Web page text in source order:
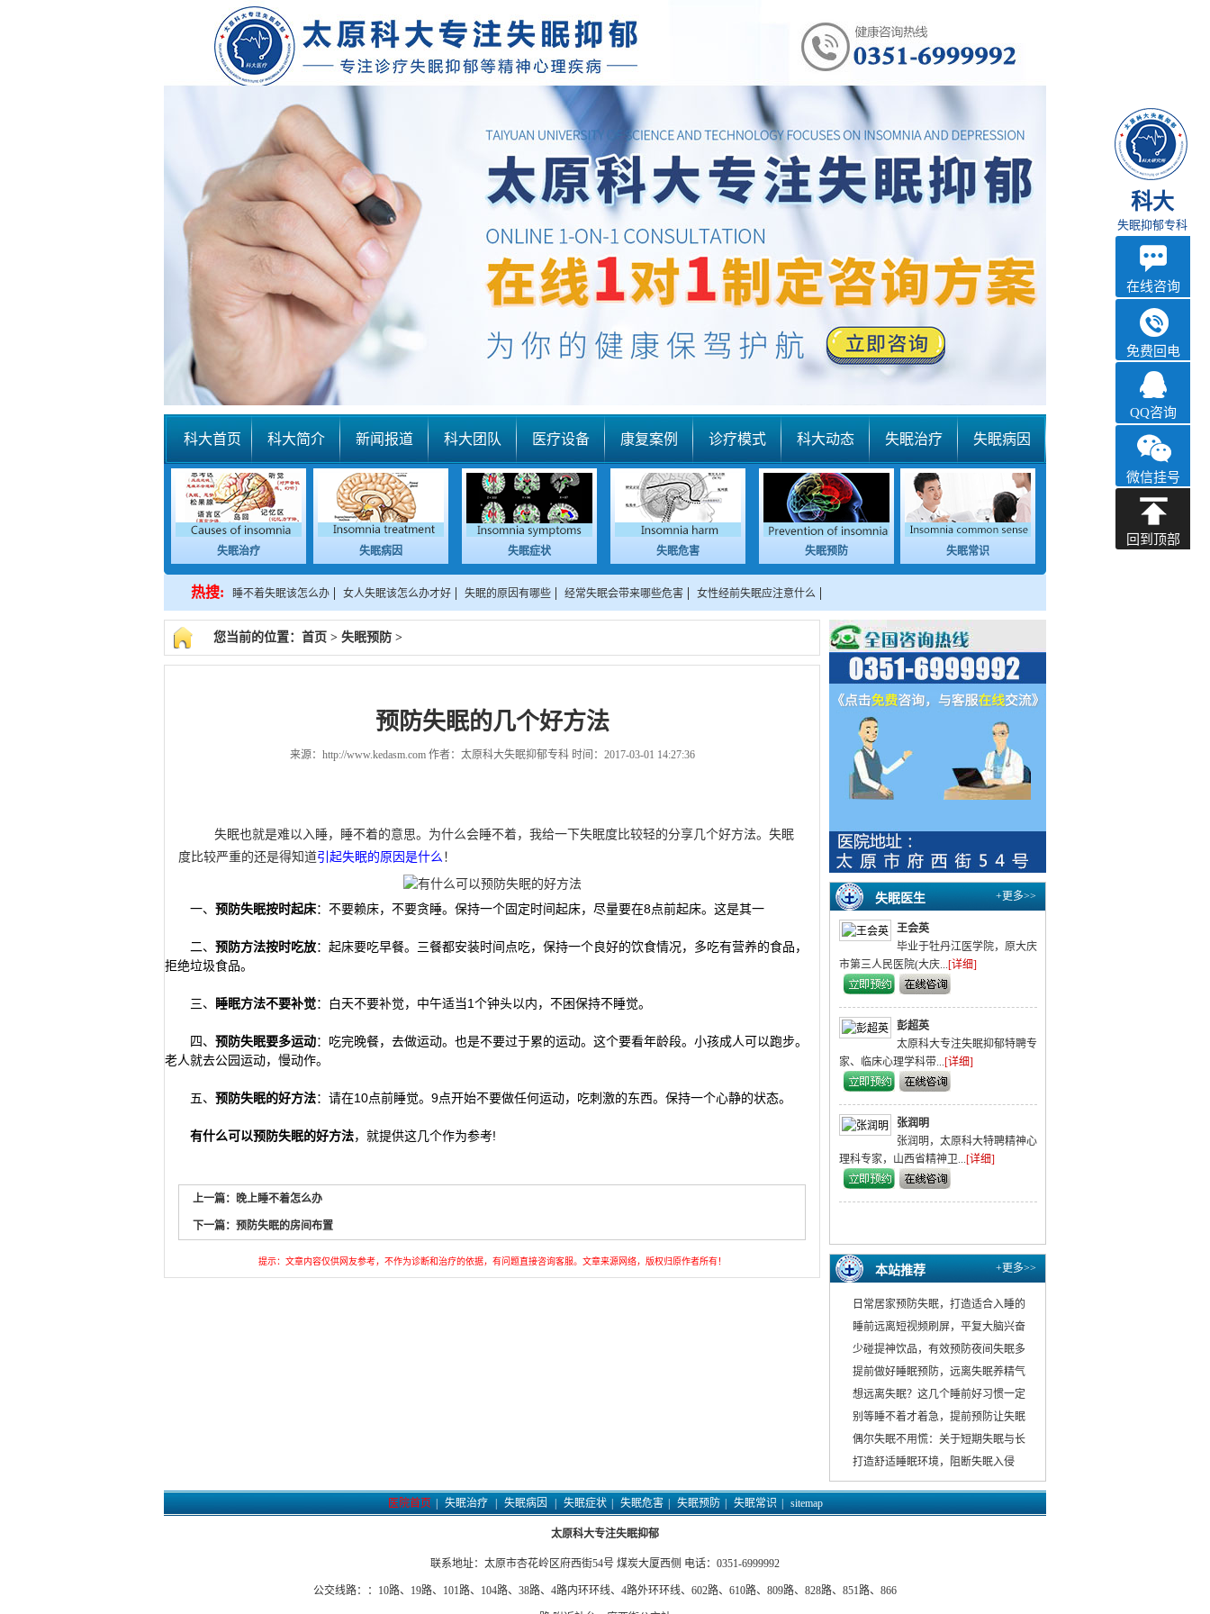
科大首页 科大简介 新闻报道 科大团队 医疗设备 康复案例 诊疗模式 科大动态 失眠治疗 失眠病因
失眠治疗 失眠病因 失眠症状 失眠危害 失眠预防 失眠常识
热搜: 睡不着失眠该怎么办 女人失眠该怎么办才好 失眠的原因有哪些 经常失眠会带来哪些危害 女性经前失眠应注意什么
您当前的位置： 首页 > 失眠预防 >
预防失眠的几个好方法
来源： http://www.kedasm.com作者：太原科大失眠抑郁专科 时间：2017-03-01 14:27:36
失眠也就是难以入睡，睡不着的意思。为什么会睡不着，我给一下失眠度比较轻的分享几个好方法。失眠
度比较严重的还是得知道引起失眠的原因是什么 ！
一、 预防失眠按时起床：不要赖床，不要贪睡。保持一个固定时间起床，尽量要在8点前起床。这是其一
二、 预防方法按时吃放： 起床要吃早餐。三餐都安装时间点吃，保持一个良好的饮食情况，多吃有营养的食品，
拒绝垃圾食品。
三、 睡眠方法不要补觉：白天不要补觉，中午适当1个钟头以内，不困保持不睡觉。
四、 预防失眠要多运动：吃完晚餐，去做运动。也是不要过于累的运动。这个要看年龄段。小孩成人可以跑步。
老人就去公园运动，慢动作。
五、 预防失眠的好方法：请在10点前睡觉。9点开始不要做任何运动，吃刺激的东西。保持一个心静的状态。
有什么可以预防失眠的好方法，就提供这几个作为参考!
上一篇： 晚上睡不着怎么办
下一篇： 预防失眠的房间布置
提示：文章内容仅供网友参考，不作为诊断和治疗的依据，有问题直接咨询客服。文章来源网络，版权归原作者所有！
+更多>>
失眠医生
王会英
毕业于牡丹江医学院，原大庆
市第三人民医院(大庆...[详细]
彭超英
太原科大专注失眠抑郁特聘专
家、临床心理学科带...[详细]
张润明
张润明，太原科大特聘精神心
理科专家，山西省精神卫...[详细]
+更多>>
本站推荐
日常居家预防失眠，打造适合入睡的
睡前远离短视频刷屏，平复大脑兴奋
少碰提神饮品，有效预防夜间失眠多
提前做好睡眠预防，远离失眠养精气
想远离失眠？这几个睡前好习惯一定
别等睡不着才着急，提前预防让失眠
偶尔失眠不用慌：关于短期失眠与长
打造舒适睡眠环境，阻断失眠入侵
医院首页 失眠治疗 失眠病因 失眠症状 失眠危害 失眠预防 失眠常识 sitemap
太原科大专注失眠抑郁
联系地址：太原市杏花岭区府西街54号 煤炭大厦西侧 电话：0351-6999992
公交线路：：10路、19路、101路、104路、38路、4路内环环线、4路外环环线、602路、610路、809路、828路、851路、866
科大
失眠抑郁专科
在线咨询
免费回电
QQ咨询
微信挂号
回到顶部